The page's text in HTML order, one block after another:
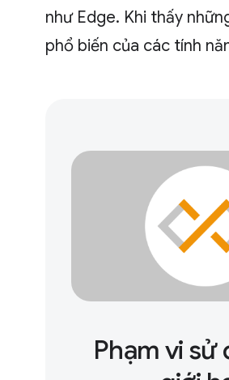
như Edge. Khi thấy
phổ biến của các tính
Phạm vi sử